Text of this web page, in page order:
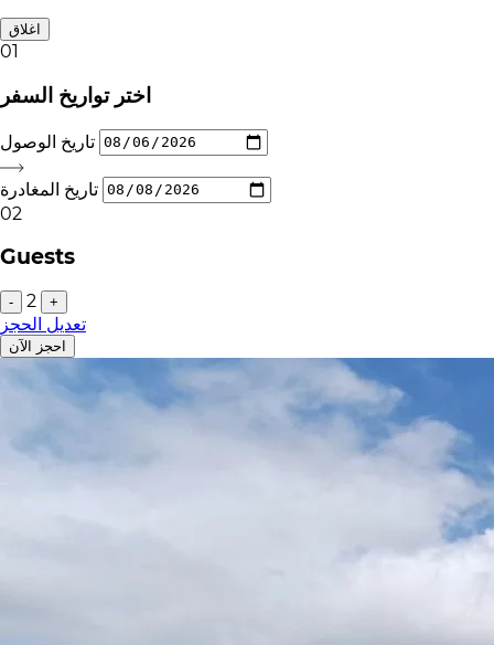
اغلاق
01
اختر تواريخ السفر
02
Guests
- 2 +
تعديل الحجز
احجز الآن